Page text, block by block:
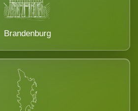
Brandenburg